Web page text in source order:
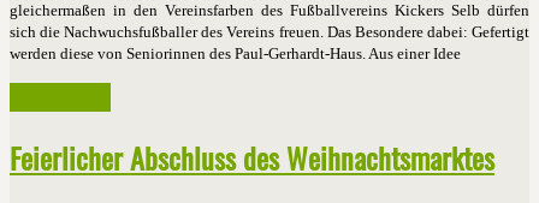
gleichermaßen in den Vereinsfarben des Fußballvereins Kickers Selb dürfen
sich die Nachwuchsfußballer des Vereins freuen. Das Besondere dabei: Gefertigt
werden diese von Seniorinnen des Paul-Gerhardt-Haus. Aus einer Idee
Feierlicher Abschluss des Weihnachtsmarktes